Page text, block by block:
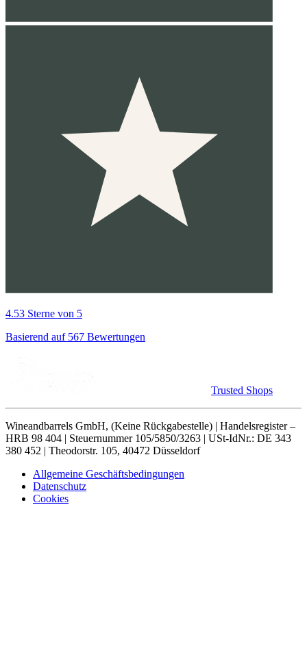
4.53 Sterne von 5
Basierend auf 567 Bewertungen
Trusted Shops
Wineandbarrels GmbH, (Keine Rückgabestelle) | Handelsregister –
HRB 98 404 | Steuernummer 105/5850/3263 | USt-IdNr.: DE 343
380 452 | Theodorstr. 105, 40472 Düsseldorf
Allgemeine Geschäftsbedingungen
Datenschutz
Cookies